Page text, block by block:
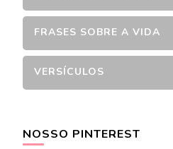
FRASES SOBRE A VIDA
VERSÍCULOS
NOSSO PINTEREST